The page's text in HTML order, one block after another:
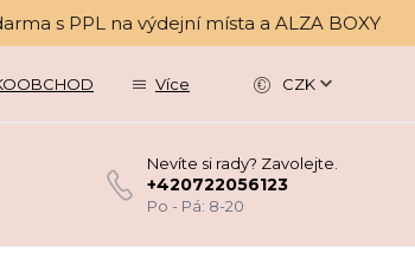
s PPL na výdejní místa a ALZA BOXY
Více CZK
Nevíte si rady? Zavolejte.
+420722056123
Po - Pá: 8-20